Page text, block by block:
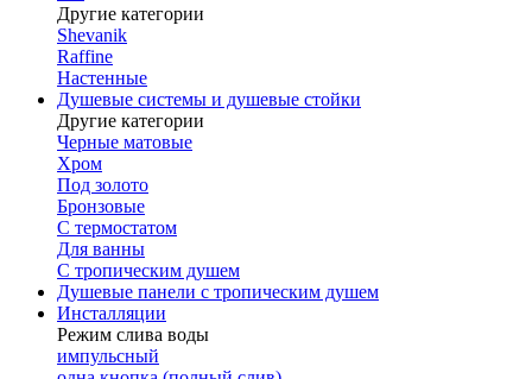
Другие категории
Shevanik
Raffine
Настенные
Душевые системы и душевые стойки
Другие категории
Черные матовые
Хром
Под золото
Бронзовые
С термостатом
Для ванны
С тропическим душем
Душевые панели с тропическим душем
Инсталляции
Режим слива воды
импульсный